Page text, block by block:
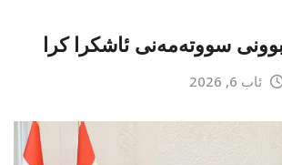
سووتەمەنی ئاشکرا کرا
ئاب 6, 2026